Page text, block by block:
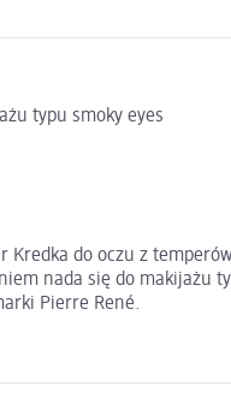
typu smoky eyes
Kredka do oczu z
nada się do makijażu
Pierre René.